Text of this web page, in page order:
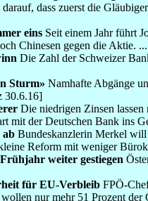
dass zuerst die
eins Seit einem Jahr führt
Chinesen gegen die Aktie.
Die Zahl der Schweizer
Sturm» Namhafte Abgänge
30.6.16]
Die niedrigen Zinsen
mit der Deutschen Bank ins
ab Bundeskanzlerin Merkel
Reform mit weniger
weiter gestiegen
für EU-Verbleib FPÖ-
nur mehr 51 Prozent